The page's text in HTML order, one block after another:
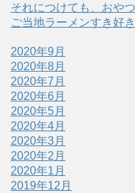
それにつけても、おや
ご当地ラーメンすき好
2020年9月
2020年8月
2020年7月
2020年6月
2020年5月
2020年4月
2020年3月
2020年2月
2020年1月
2019年12月